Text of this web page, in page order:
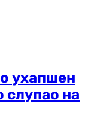
ухапшен
слупао на